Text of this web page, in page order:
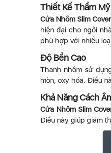
Thiết Kế Thẩm Mỹ
Cửa Nhôm Slim Cover
hiện đại cho ngôi
phù hợp với nhiều
Độ Bền Cao
Thanh nhôm sử
mòn, oxy hóa. Điều
Khả Năng Cách
Cửa Nhôm Slim
Điều này giúp giảm